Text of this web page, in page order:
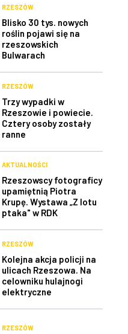
RZESZÓW
Blisko 30 tys. nowych
roślin pojawi się na
rzeszowskich
Bulwarach
RZESZÓW
Trzy wypadki w
Rzeszowie i powiecie.
Cztery osoby zostały
ranne
AKTUALNOŚCI
Rzeszowscy fotograficy
upamiętnią Piotra
Krupę. Wystawa „Z lotu
ptaka" w RDK
RZESZÓW
Kolejna akcja policji na
ulicach Rzeszowa. Na
celowniku hulajnogi
elektryczne
RZESZÓW